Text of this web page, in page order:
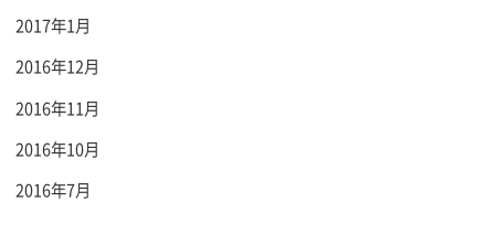
2017年1月
2016年12月
2016年11月
2016年10月
2016年7月